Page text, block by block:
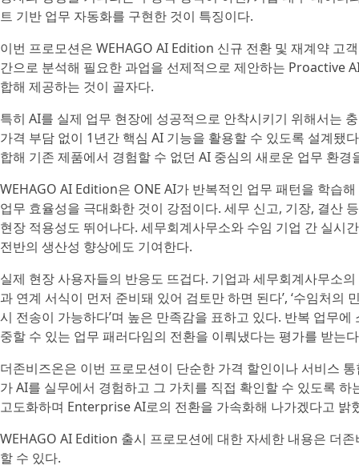
트 기반 업무 자동화를 구현한 것이 특징이다.
이번 프로모션은 WEHAGO AI Edition 신규 전환 및 재계약 고
간으로 분석해 필요한 과업을 선제적으로 제안하는 Proactive
합해 제공하는 것이 골자다.
특히 AI를 실제 업무 현장에 성공적으로 안착시키기 위해서는
가격 부담 없이 1년간 핵심 AI 기능을 활용할 수 있도록 설계됐
합해 기존 제품에서 경험할 수 없던 AI 중심의 새로운 업무 환
WEHAGO AI Edition은 ONE AI가 반복적인 업무 패턴을 학습
업무 효율성을 극대화한 것이 강점이다. 세무 신고, 기장, 결산
현장 적용성도 뛰어나다. 세무회계사무소와 수임 기업 간 실시
전반의 생산성 향상에도 기여한다.
실제 현장 사용자들의 반응도 뜨겁다. 기업과 세무회계사무소
과 연계 서식이 먼저 준비돼 있어 검토만 하면 된다’, ‘수임처
시 전송이 가능하다’며 높은 만족감을 표하고 있다. 반복 업무
중할 수 있는 업무 패러다임의 전환을 이뤄냈다는 평가를 받는
더존비즈온은 이번 프로모션이 단순한 가격 할인이나 서비스
가 AI를 실무에서 경험하고 그 가치를 직접 확인할 수 있도록
고도화하며 Enterprise AI로의 전환을 가속화해 나가겠다고 밝
WEHAGO AI Edition 출시 프로모션에 대한 자세한 내용은 더
할 수 있다.